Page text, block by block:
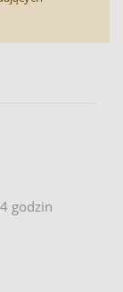
godzin